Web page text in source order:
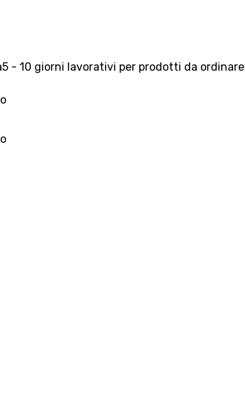
5 - 10 giorni lavorativi per prodotti da ordinare